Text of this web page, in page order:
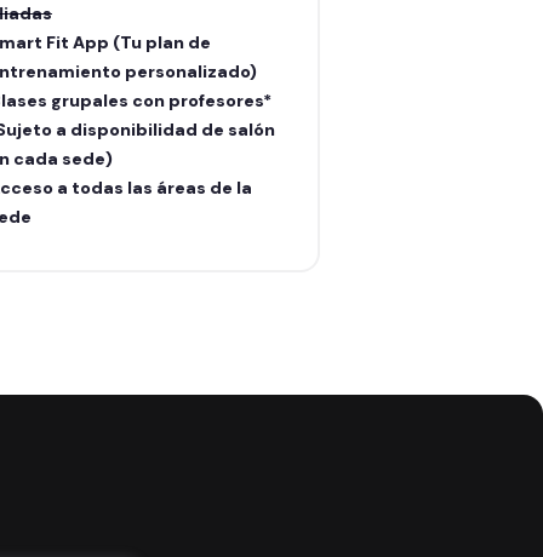
Fit App (Tu plan de
personalizado)
grupales con profesores*
a disponibilidad de salón
cada sede)
a todas las áreas de la